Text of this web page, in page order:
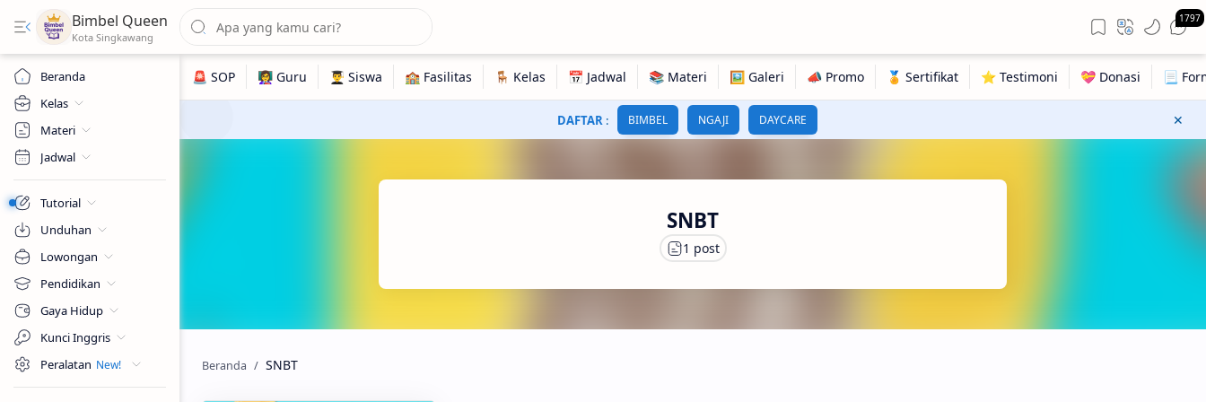
Bimbel Queen 1797
Beranda
Kelas
Materi
Jadwal
Tutorial
Unduhan
Lowongan
Pendidikan
Gaya Hidup
Kunci Inggris
Peralatan
DAFTAR : BIMBEL NGAJI DAYCARE
SNBT
SNBT